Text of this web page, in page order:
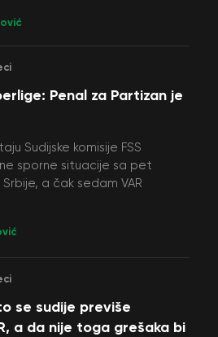
Penal za Partizan je
Sudijske komisije FSS
sporne situacije sa pet
a čak sedam VAR
se sudije previše
a da nije toga grešaka bi